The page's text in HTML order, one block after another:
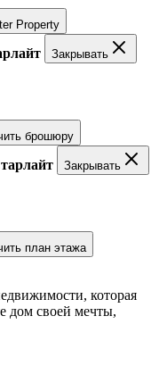
Property
Закрывать
брошюру
Закрывать
план этажа
которая
дом своей мечты,